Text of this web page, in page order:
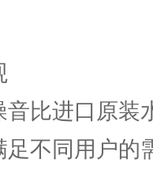
音比进口原装
足不同用户的